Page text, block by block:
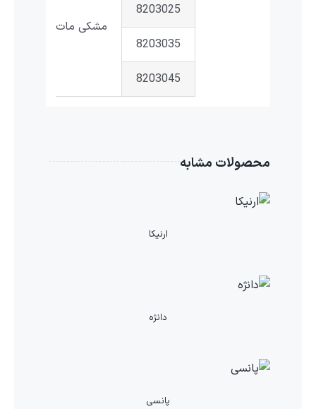
مشکی مات طلایی
8203025
8203035
8203045
محصولات مشابه
ارنیکا
دانژه
پانسی